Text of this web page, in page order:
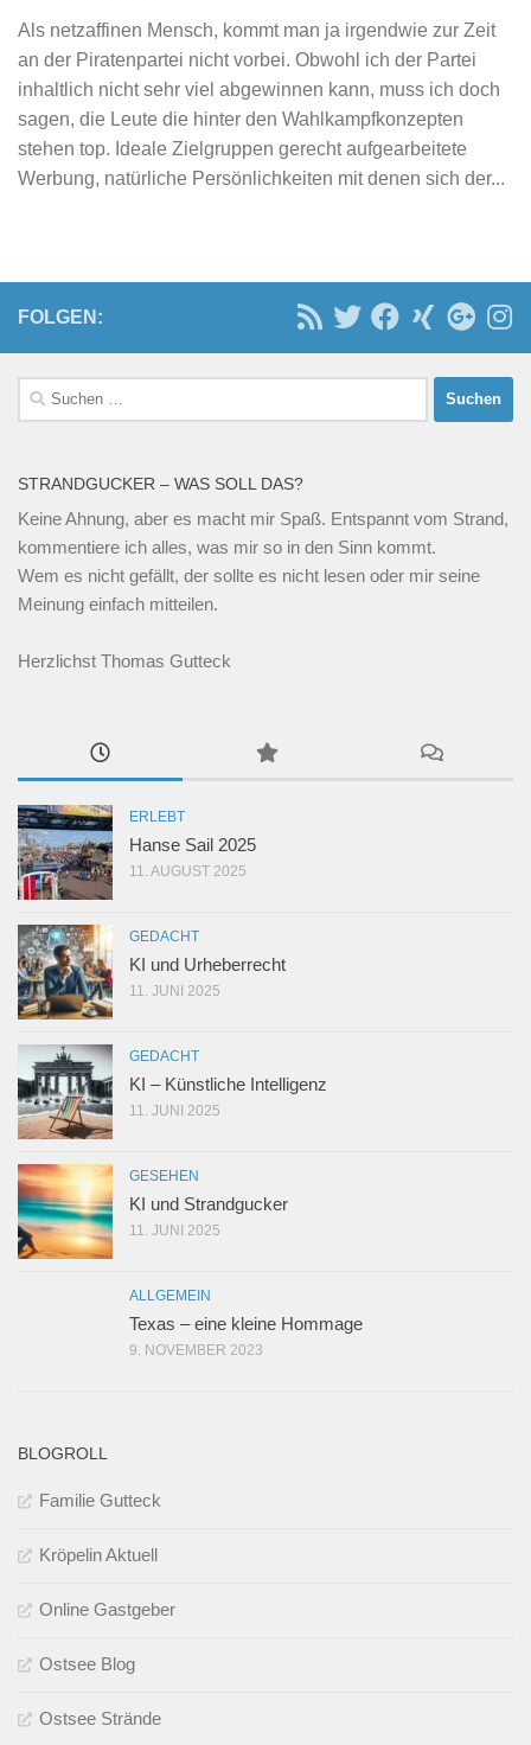
Als netzaffinen Mensch, kommt man ja irgendwie zur Zeit
an der Piratenpartei nicht vorbei. Obwohl ich der Partei
inhaltlich nicht sehr viel abgewinnen kann, muss ich doch
sagen, die Leute die hinter den Wahlkampfkonzepten
stehen top. Ideale Zielgruppen gerecht aufgearbeitete
Werbung, natürliche Persönlichkeiten mit denen sich der...
FOLGEN:
Suchen
nach:
STRANDGUCKER – WAS SOLL DAS?
Keine Ahnung, aber es macht mir Spaß. Entspannt vom Strand,
kommentiere ich alles, was mir so in den Sinn kommt.
Wem es nicht gefällt, der sollte es nicht lesen oder mir seine
Meinung einfach mitteilen.
Herzlichst Thomas Gutteck
ERLEBT
Hanse Sail 2025
11. AUGUST 2025
GEDACHT
KI und Urheberrecht
11. JUNI 2025
GEDACHT
KI – Künstliche Intelligenz
11. JUNI 2025
GESEHEN
KI und Strandgucker
11. JUNI 2025
ALLGEMEIN
Texas – eine kleine Hommage
9. NOVEMBER 2023
BLOGROLL
Familie Gutteck
Kröpelin Aktuell
Online Gastgeber
Ostsee Blog
Ostsee Strände